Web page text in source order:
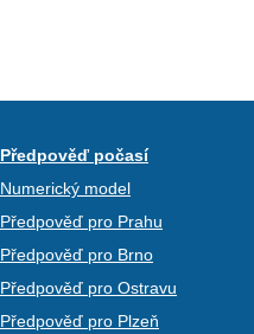
Předpověď počasí
Numerický model
Předpověď pro Prahu
Předpověď pro Brno
Předpověď pro Ostravu
Předpověď pro Plzeň